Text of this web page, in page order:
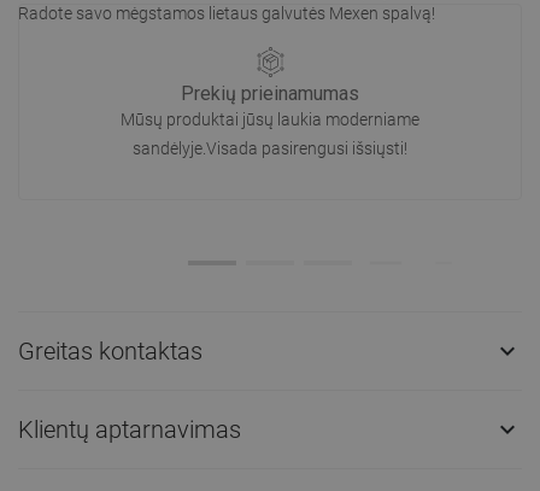
Radote savo mėgstamos lietaus galvutės Mexen spalvą!
Prekių prieinamumas
Mūsų produktai jūsų laukia moderniame
sandėlyje.Visada pasirengusi išsiųsti!
Greitas kontaktas 
Klientų aptarnavimas 